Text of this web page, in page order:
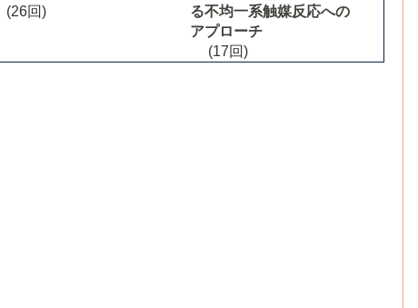
(26回)
る不均一系触媒反応への
アプローチ
(17回)